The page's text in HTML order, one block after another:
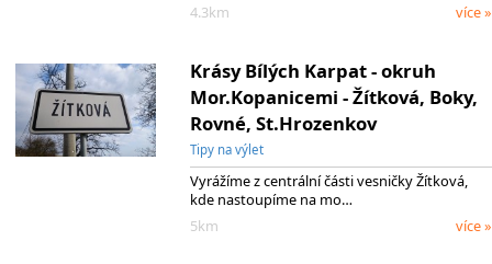
4.3km
více »
Krásy Bílých Karpat - okruh
Mor.Kopanicemi - Žítková, Boky,
Rovné, St.Hrozenkov
Tipy na výlet
Vyrážíme z centrální části vesničky Žítková,
kde nastoupíme na mo…
5km
více »